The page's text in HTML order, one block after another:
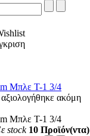
Μπλε T-1 3/4
ακόμη
Μπλε T-1 3/4
stock 10 Προϊόν(ντα)